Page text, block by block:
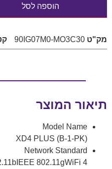
הוספה לסל
מק"ט 90IG07M0-MO3C30
תיאור המוצר
Model Name
XD4 PLUS (B-1-PK)
Network Standard
802.11gWiFi 4